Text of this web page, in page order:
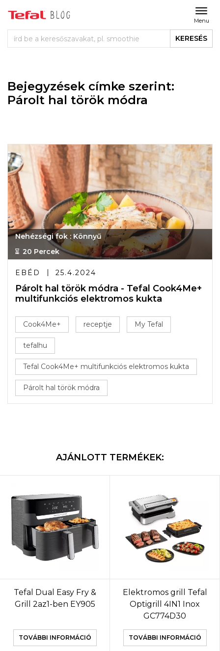
Menu
KERESÉS
Bejegyzések címke szerint:
Párolt hal török módra
Nehézségi fok : Könnyű
20 Percek
EBÉD 25.4.2024
Párolt hal török módra - Tefal Cook4Me+
multifunkciós elektromos kukta
Cook4Me+ receptje My Tefal
tefalhu
Tefal Cook4Me+ multifunkciós elektromos kukta
Párolt hal török módra
AJÁNLOTT TERMÉKEK:
Tefal Dual Easy Fry &
Grill 2az1-ben EY905
TOVÁBBI INFORMÁCIÓ
Elektromos grill Tefal
Optigrill 4IN1 Inox
GC774D30
TOVÁBBI INFORMÁCIÓ